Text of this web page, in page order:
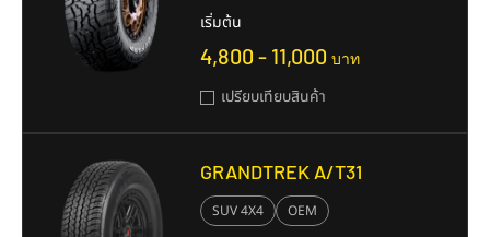
เริ่มต้น
4,800 - 11,000บาท
เปรียบเทียบสินค้า
GRANDTREK A/T31
SUV 4X4 OEM